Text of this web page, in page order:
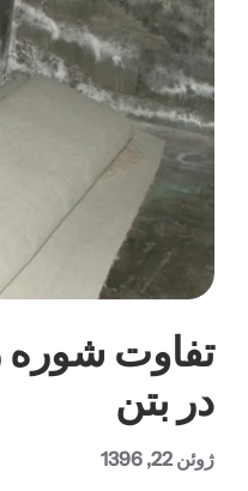
تفاوت
در بتن
ژوئن 22, 1396